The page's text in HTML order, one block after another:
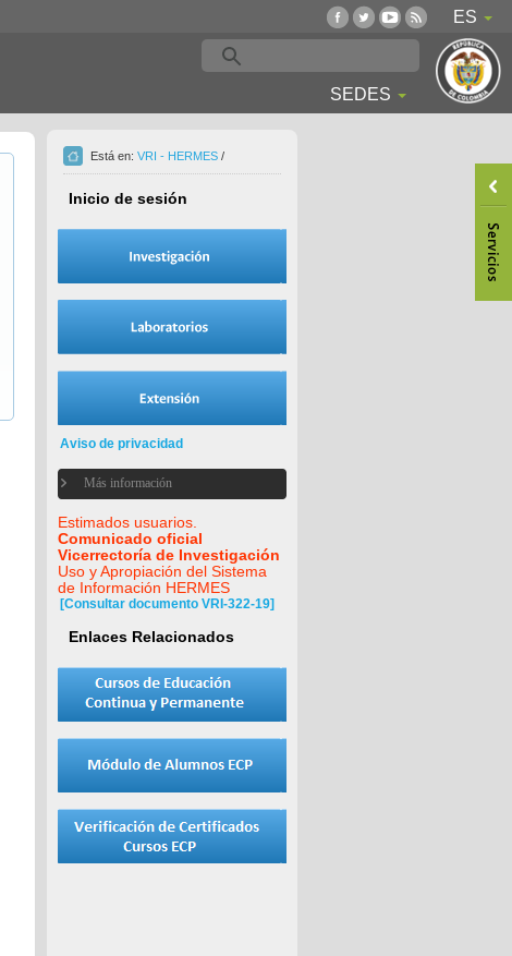
ES
SEDES
Está en: VRI - HERMES /
Inicio de sesión
Aviso de privacidad
Más información
Estimados usuarios.
Comunicado oficial
Vicerrectoría de Investigación
Uso y Apropiación del Sistema
de Información HERMES
[Consultar documento VRI-322-19]
Enlaces Relacionados